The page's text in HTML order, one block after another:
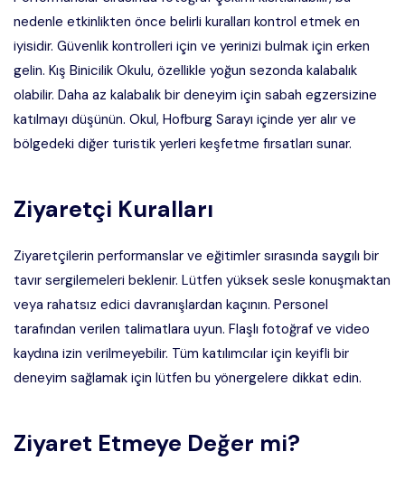
nedenle etkinlikten önce belirli kuralları kontrol etmek en
iyisidir. Güvenlik kontrolleri için ve yerinizi bulmak için erken
gelin. Kış Binicilik Okulu, özellikle yoğun sezonda kalabalık
olabilir. Daha az kalabalık bir deneyim için sabah egzersizine
katılmayı düşünün. Okul, Hofburg Sarayı içinde yer alır ve
bölgedeki diğer turistik yerleri keşfetme fırsatları sunar.
Ziyaretçi Kuralları
Ziyaretçilerin performanslar ve eğitimler sırasında saygılı bir
tavır sergilemeleri beklenir. Lütfen yüksek sesle konuşmaktan
veya rahatsız edici davranışlardan kaçının. Personel
tarafından verilen talimatlara uyun. Flaşlı fotoğraf ve video
kaydına izin verilmeyebilir. Tüm katılımcılar için keyifli bir
deneyim sağlamak için lütfen bu yönergelere dikkat edin.
Ziyaret Etmeye Değer mi?